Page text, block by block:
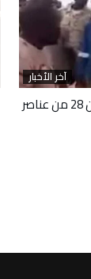
آخر الأخبار
الدعم السريع يفرج عن 28 من عناصر